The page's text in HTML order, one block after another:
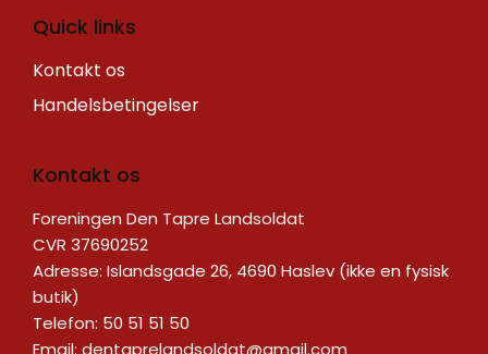
Quick links
Kontakt os
Handelsbetingelser
Kontakt os
Foreningen Den Tapre Landsoldat
CVR 37690252
Adresse: Islandsgade 26, 4690 Haslev (ikke en fysisk
butik)
Telefon: 50 51 51 50
Email: dentaprelandsoldat@gmail.com